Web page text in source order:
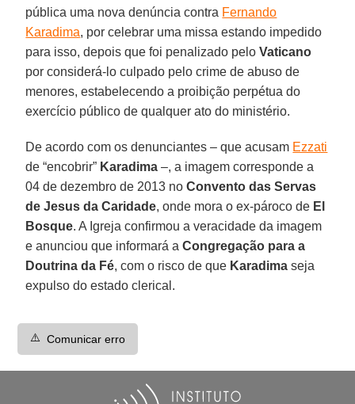
pública uma nova denúncia contra Fernando
Karadima, por celebrar uma missa estando impedido
para isso, depois que foi penalizado peloVaticano
por considerá-lo culpado pelo crime de abuso de
menores, estabelecendo a proibição perpétua do
exercício público de qualquer ato do ministério.
De acordo com os denunciantes – que acusam Ezzati
de “encobrir” Karadima –, a imagem corresponde a
04 de dezembro de 2013 noConvento das Servas
de Jesus da Caridade, onde mora o ex-pároco de El
Bosque. A Igreja confirmou a veracidade da imagem
e anunciou que informará aCongregação para a
Doutrina da Fé, com o risco de que Karadima seja
expulso do estado clerical.
⚠️ Comunicar erro